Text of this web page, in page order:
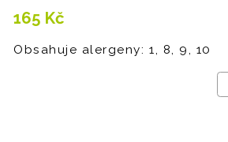
165 Kč
Obsahuje alergeny: 1, 8, 9, 10